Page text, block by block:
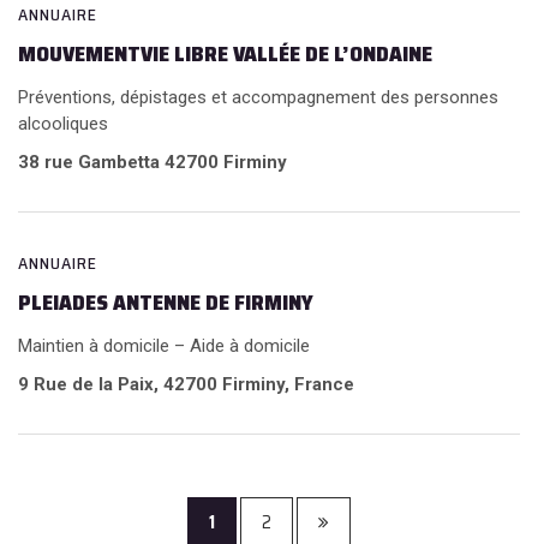
ANNUAIRE
MOUVEMENTVIE LIBRE VALLÉE DE L’ONDAINE
Préventions, dépistages et accompagnement des personnes
alcooliques
38 rue Gambetta 42700 Firminy
ANNUAIRE
PLEIADES ANTENNE DE FIRMINY
Maintien à domicile – Aide à domicile
9 Rue de la Paix, 42700 Firminy, France
1 2